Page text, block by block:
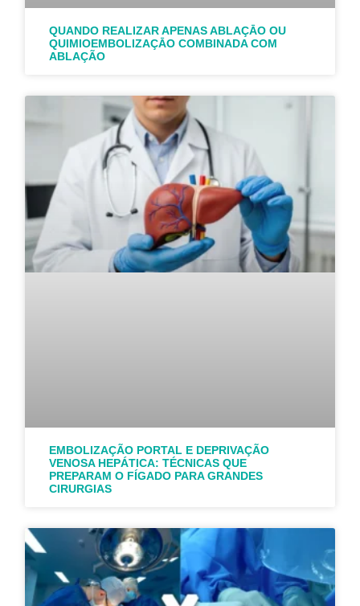
QUANDO REALIZAR APENAS ABLAÇĀO OU
QUIMIOEMBOLIZAÇĀO COMBINADA COM
ABLAÇÃO
EMBOLIZAÇÃO PORTAL E DEPRIVAÇÃO
VENOSA HEPÁTICA: TÉCNICAS QUE
PREPARAM O FÍGADO PARA GRANDES
CIRURGIAS